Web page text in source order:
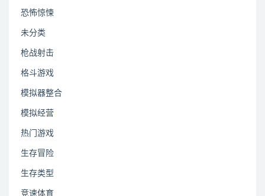
恐怖惊悚
未分类
枪战射击
格斗游戏
模拟器整合
模拟经营
热门游戏
生存冒险
生存类型
竞速体育